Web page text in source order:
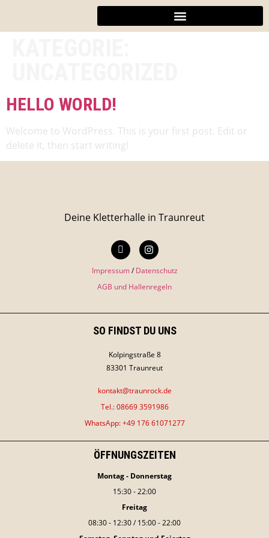
HELLO WORLD!
Welcome to WordPress. This is your first post. Edit or
delete it, then start writing!
Deine Kletterhalle in Traunreut
Impressum/Datenschutz
AGB und Hallenregeln
SO FINDST DU UNS
Kolpingstraße 8
83301 Traunreut
kontakt@traunrock.de
Tel.:08669 3591986
WhatsApp:+49 176 61071277
ÖFFNUNGSZEITEN
Montag - Donnerstag
15:30 - 22:00
Freitag
08:30 - 12:30 / 15:00 - 22:00